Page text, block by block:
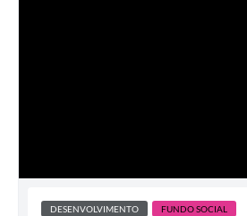
DESENVOLVIMENTO
FUNDO SOCIAL